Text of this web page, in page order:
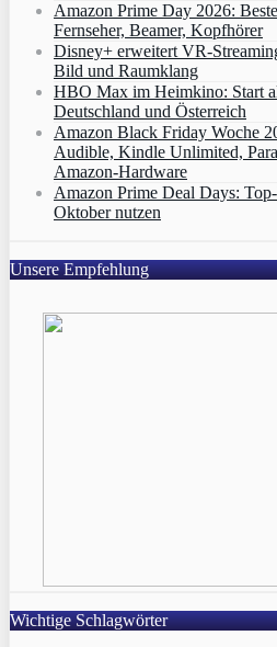
Amazon Prime Day 2026:
Fernseher, Beamer, Kopfhörer
Disney+ erweitert
Bild und Raumklang
HBO Max im Heimkino: Start
Deutschland und Österreich
Amazon Black Friday Woche
Audible, Kindle Unlimited,
Amazon‑Hardware
Amazon Prime Deal Days:
Oktober nutzen
Unsere Empfehlung
Wichtige Schlagwörter